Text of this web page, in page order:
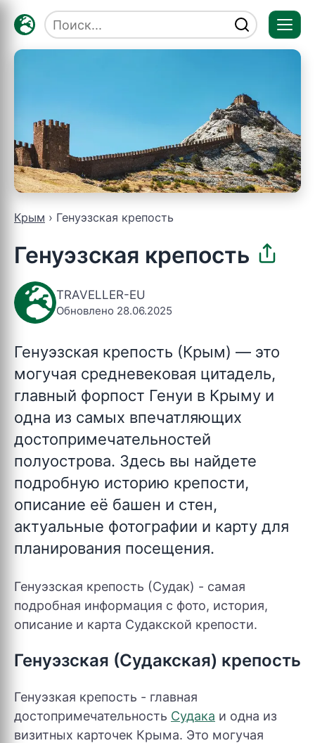
Крым Генуэзская крепость
Генуэзская крепость
TRAVELLER-EU
Обновлено 28.06.2025
Генуэзская крепость (Крым) — это
могучая средневековая цитадель,
главный форпост Генуи в Крыму и
одна из самых впечатляющих
достопримечательностей
полуострова. Здесь вы найдете
подробную историю крепости,
описание её башен и стен,
актуальные фотографии и карту для
планирования посещения.
Генуэзская крепость (Судак) - самая
подробная информация с фото, история,
описание и карта Судакской крепости.
Генуэзская (Судакская) крепость
Генуэзкая крепость - главная
достопримечательность Судака и одна из
визитных карточек Крыма. Это могучая